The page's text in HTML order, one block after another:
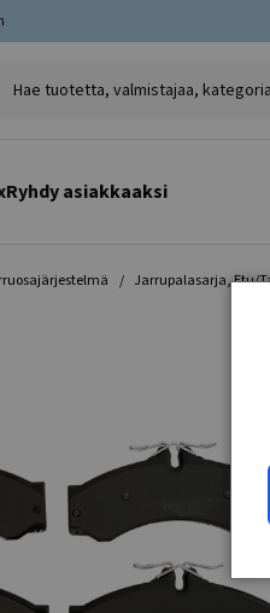
Ryhdy asiakkaaksi
Jarrupalasarja, Etu/